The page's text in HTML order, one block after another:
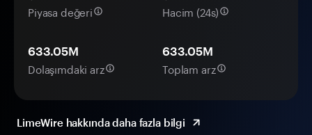
Piyasa değeri Hacim (24s)
633.05M
Dolaşımdaki arz
633.05M
Toplam arz
LimeWire hakkında daha fazla bilgi